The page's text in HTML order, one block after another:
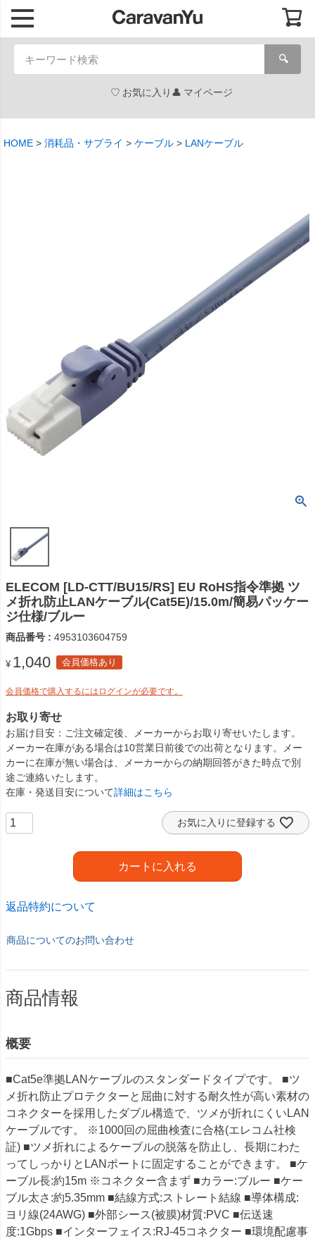
🔍
お気に入り マイページ
HOME 消耗品・サプライ ケーブル LANケーブル
ELECOM [LD-CTT/BU15/RS] EU RoHS指令準拠 ツ
メ折れ防止LANケーブル(Cat5E)/15.0m/簡易パッケー
ジ仕様/ブルー
商品番号 4953103604759
¥ 1,040 会員価格あり
会員価格で購入するにはログインが必要です。
お取り寄せ
お届け目安
ご注文確定後、メーカーからお取り寄せいたします。
メーカー在庫がある場合は10営業日前後での出荷となります。メー
カーに在庫が無い場合は、メーカーからの納期回答がきた時点で別
途ご連絡いたします。
在庫・発送目安について詳細はこちら
お気に入りに登録する
カートに入れる
返品特約について
商品についてのお問い合わせ
商品情報
概要
■Cat5e準拠LANケーブルのスタンダードタイプです。 ■ツ
メ折れ防止プロテクターと屈曲に対する耐久性が高い素材の
コネクターを採用したダブル構造で、ツメが折れにくいLAN
ケーブルです。 ※1000回の屈曲検査に合格(エレコム社検
証) ■ツメ折れによるケーブルの脱落を防止し、長期にわた
ってしっかりとLANポートに固定することができます。 ■ケ
ーブル長:約15m ※コネクター含まず ■カラー:ブルー ■ケー
ブル太さ:約5.35mm ■結線方式:ストレート結線 ■導体構成:
ヨリ線(24AWG) ■外部シース(被膜)材質:PVC ■伝送速
度:1Gbps ■インターフェイス:RJ-45コネクター ■環境配慮事